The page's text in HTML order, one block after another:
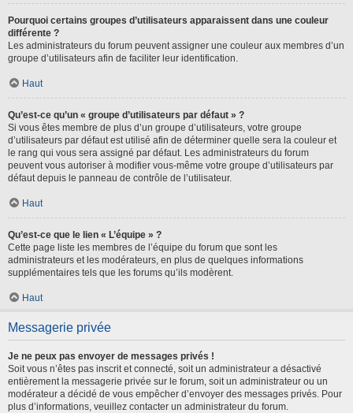
Pourquoi certains groupes d’utilisateurs apparaissent dans une couleur
différente ?
Les administrateurs du forum peuvent assigner une couleur aux membres d’un
groupe d’utilisateurs afin de faciliter leur identification.
Haut
Qu’est-ce qu’un « groupe d’utilisateurs par défaut » ?
Si vous êtes membre de plus d’un groupe d’utilisateurs, votre groupe
d’utilisateurs par défaut est utilisé afin de déterminer quelle sera la couleur et
le rang qui vous sera assigné par défaut. Les administrateurs du forum
peuvent vous autoriser à modifier vous-même votre groupe d’utilisateurs par
défaut depuis le panneau de contrôle de l’utilisateur.
Haut
Qu’est-ce que le lien « L’équipe » ?
Cette page liste les membres de l’équipe du forum que sont les
administrateurs et les modérateurs, en plus de quelques informations
supplémentaires tels que les forums qu’ils modèrent.
Haut
Messagerie privée
Je ne peux pas envoyer de messages privés !
Soit vous n’êtes pas inscrit et connecté, soit un administrateur a désactivé
entièrement la messagerie privée sur le forum, soit un administrateur ou un
modérateur a décidé de vous empêcher d’envoyer des messages privés. Pour
plus d’informations, veuillez contacter un administrateur du forum.